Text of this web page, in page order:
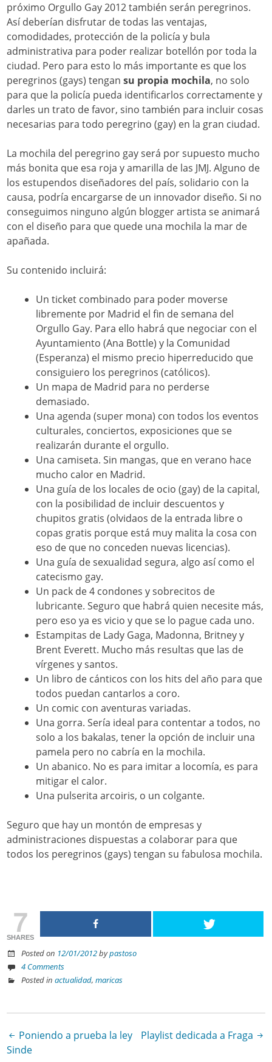
próximo Orgullo Gay 2012 también serán peregrinos.
Así deberían disfrutar de todas las ventajas,
comodidades, protección de la policía y bula
administrativa para poder realizar botellón por toda la
ciudad. Pero para esto lo más importante es que los
peregrinos (gays) tengansu propia mochila, no solo
para que la policía pueda identificarlos correctamente y
darles un trato de favor, sino también para incluir cosas
necesarias para todo peregrino (gay) en la gran ciudad.
La mochila del peregrino gay será por supuesto mucho
más bonita que esa roja y amarilla de las JMJ. Alguno de
los estupendos diseñadores del país, solidario con la
causa, podría encargarse de un innovador diseño. Si no
conseguimos ninguno algún blogger artista se animará
con el diseño para que quede una mochila la mar de
apañada.
Su contenido incluirá:
Un ticket combinado para poder moverse
libremente por Madrid el fin de semana del
Orgullo Gay. Para ello habrá que negociar con el
Ayuntamiento (Ana Bottle) y la Comunidad
(Esperanza) el mismo precio hiperreducido que
consiguiero los peregrinos (católicos).
Un mapa de Madrid para no perderse
demasiado.
Una agenda (super mona) con todos los eventos
culturales, conciertos, exposiciones que se
realizarán durante el orgullo.
Una camiseta. Sin mangas, que en verano hace
mucho calor en Madrid.
Una guía de los locales de ocio (gay) de la capital,
con la posibilidad de incluir descuentos y
chupitos gratis (olvidaos de la entrada libre o
copas gratis porque está muy malita la cosa con
eso de que no conceden nuevas licencias).
Una guía de sexualidad segura, algo así como el
catecismo gay.
Un pack de 4 condones y sobrecitos de
lubricante. Seguro que habrá quien necesite más,
pero eso ya es vicio y que se lo pague cada uno.
Estampitas de Lady Gaga, Madonna, Britney y
Brent Everett. Mucho más resultas que las de
vírgenes y santos.
Un libro de cánticos con los hits del año para que
todos puedan cantarlos a coro.
Un comic con aventuras variadas.
Una gorra. Sería ideal para contentar a todos, no
solo a los bakalas, tener la opción de incluir una
pamela pero no cabría en la mochila.
Un abanico. No es para imitar a locomía, es para
mitigar el calor.
Una pulserita arcoiris, o un colgante.
Seguro que hay un montón de empresas y
administraciones dispuestas a colaborar para que
todos los peregrinos (gays) tengan su fabulosa mochila.
7
SHARES
Posted on 12/01/2012bypastoso
4 Comments
Posted inactualidad,maricas
Post navigation
Poniendo a prueba la ley
Sinde
Playlist dedicada a Fraga